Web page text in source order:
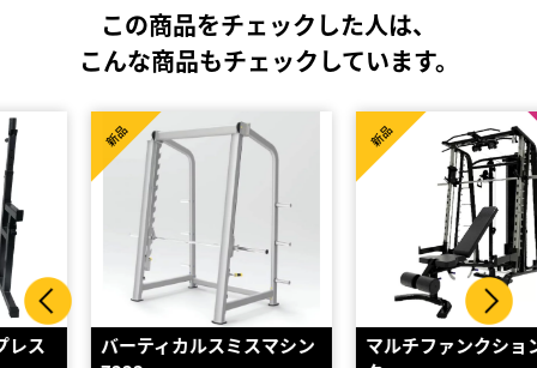
この商品をチェックした人は、
こんな商品もチェックしています。
バーティカルスミスマシン
マルチファンクションラッ
High Spec